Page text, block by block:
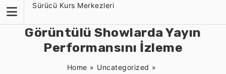
content
Sürücü Kurs Merkezleri
Görüntülü Showlarda Yayın
Performansını İzleme
Home » Uncategorized »